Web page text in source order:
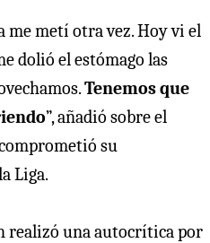
me metí otra vez. Hoy vi el
dolió el estómago las
Tenemos que
”, añadió sobre el
su
Liga.
realizó una autocrítica por